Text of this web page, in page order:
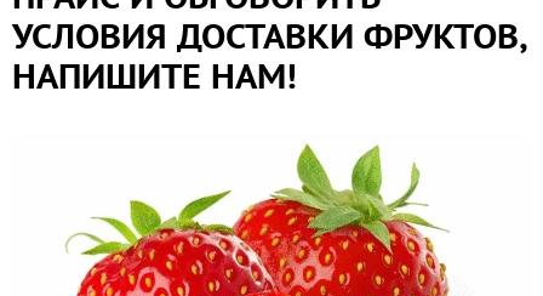
УСЛОВИЯ ДОСТАВКИ ФРУКТОВ,
НАПИШИТЕ НАМ!